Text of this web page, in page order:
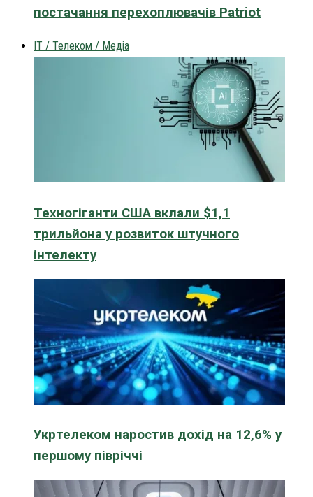
постачання перехоплювачів Patriot
IT / Телеком / Медіа
Техногіганти США вклали $1,1
трильйона у розвиток штучного
інтелекту
Укртелеком наростив дохід на 12,6% у
першому півріччі